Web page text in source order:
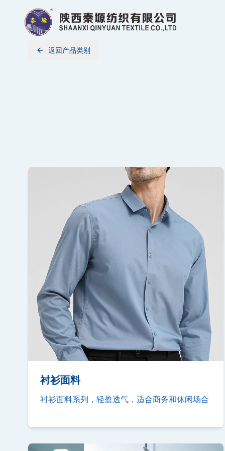
返回产品类别
衬衫面料
衬衫面料系列，轻盈透气，适合商务和休闲场合